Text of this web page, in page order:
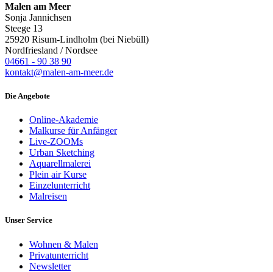
Malen am Meer
Sonja Jannichsen
Steege 13
25920 Risum-Lindholm (bei Niebüll)
Nordfriesland / Nordsee
04661 - 90 38 90
kontakt@malen-am-meer.de
Die Angebote
Online-Akademie
Malkurse für Anfänger
Live-ZOOMs
Urban Sketching
Aquarellmalerei
Plein air Kurse
Einzelunterricht
Malreisen
Unser Service
Wohnen & Malen
Privatunterricht
Newsletter